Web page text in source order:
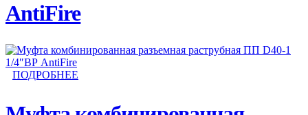
AntiFire
ПОДРОБНЕЕ